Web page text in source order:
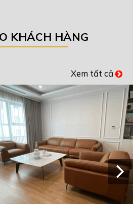
KHÁCH HÀNG
Xem tất cả